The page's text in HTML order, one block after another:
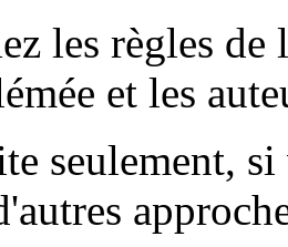
les règles
et les
seulement,